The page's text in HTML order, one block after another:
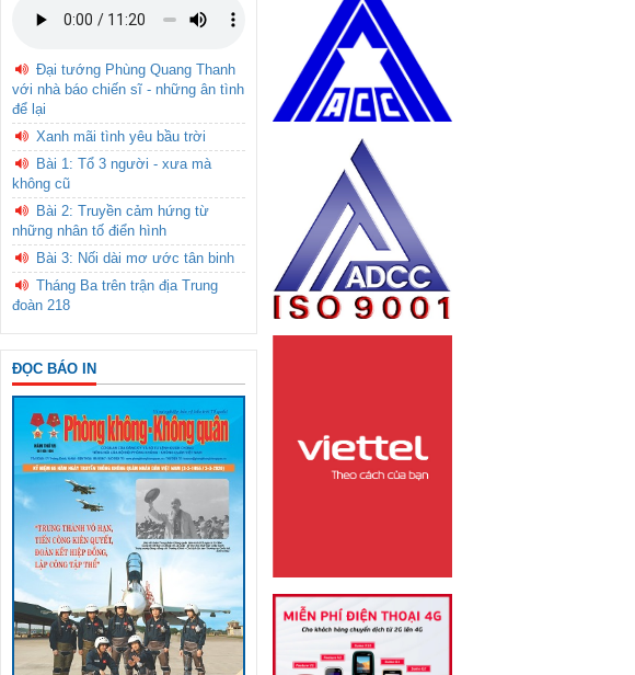
Đại tướng Phùng Quang Thanh
với nhà báo chiến sĩ - những ân tình
để lại
Xanh mãi tình yêu bầu trời
Bài 1: Tổ 3 người - xưa mà
không cũ
Bài 2: Truyền cảm hứng từ
những nhân tố điển hình
Bài 3: Nối dài mơ ước tân binh
Tháng Ba trên trận địa Trung
đoàn 218
ĐỌC BÁO IN